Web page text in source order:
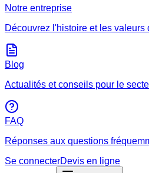
Notre entreprise
Découvrez l'histoire et les valeurs
Blog
Actualités et conseils pour le
FAQ
Réponses aux questions
Se connecterDevis en ligne